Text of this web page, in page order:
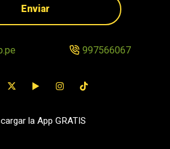
Enviar
997566067
la App GRATIS